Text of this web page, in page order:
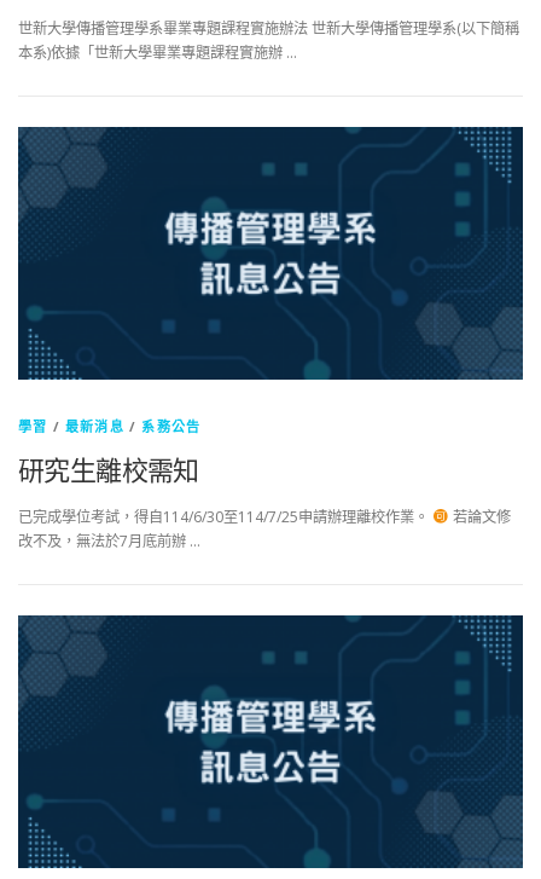
世新大學傳播管理學系畢業專題課程實施辦法 世新大學傳播管理學系(以下簡稱
本系)依據「世新大學畢業專題課程實施辦 …
學習 /最新消息 /系務公告
研究生離校需知
已完成學位考試，得自114/6/30至114/7/25申請辦理離校作業。
若論文修
改不及，無法於7月底前辦 …